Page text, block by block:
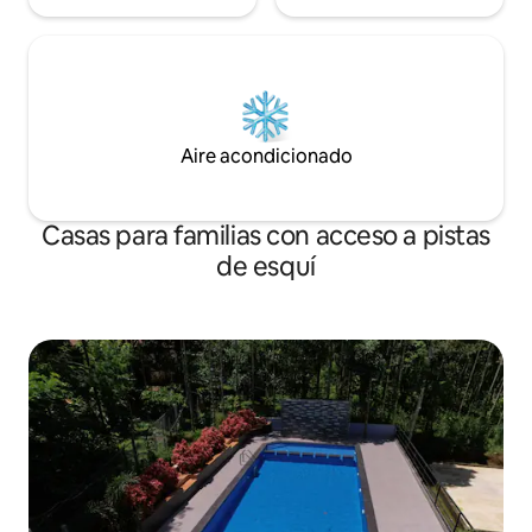
Aire acondicionado
Casas para familias con acceso a pistas
de esquí